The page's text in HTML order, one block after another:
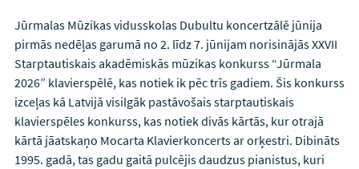
Jūrmalas Mūzikas vidusskolas Dubultu koncertzālē jūnija
pirmās nedēļas garumā no 2. līdz 7. jūnijam norisinājās XXVII
Starptautiskais akadēmiskās mūzikas konkurss “Jūrmala
2026” klavierspēlē, kas notiek ik pēc trīs gadiem. Šis konkurss
izceļas kā Latvijā visilgāk pastāvošais starptautiskais
klavierspēles konkurss, kas notiek divās kārtās, kur otrajā
kārtā jāatskaņo Mocarta Klavierkoncerts ar orķestri. Dibināts
1995. gadā, tas gadu gaitā pulcējis daudzus pianistus, kuri